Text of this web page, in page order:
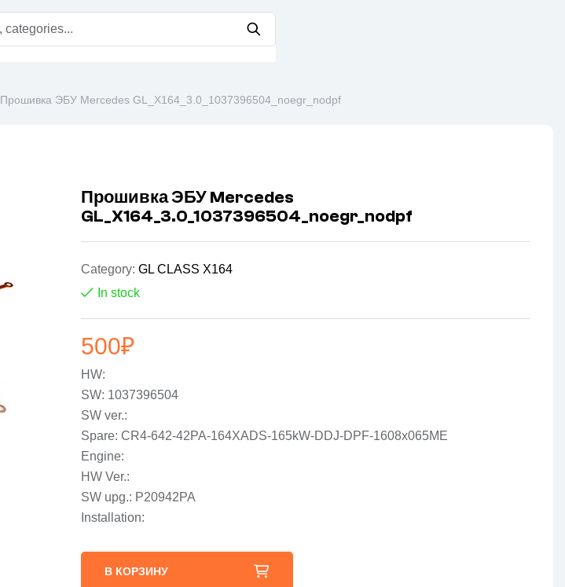
Прошивка ЭБУ Mercedes GL_X164_3.0_1037396504_noegr_nodpf
Прошивка ЭБУ Mercedes
GL_X164_3.0_1037396504_noegr_nodpf
Category:GL CLASS X164
In stock
500₽
HW:
SW: 1037396504
SW ver.:
Spare: CR4-642-42PA-164XADS-165kW-DDJ-DPF-1608x065ME
Engine:
HW Ver.:
SW upg.: P20942PA
Installation:
В КОРЗИНУ